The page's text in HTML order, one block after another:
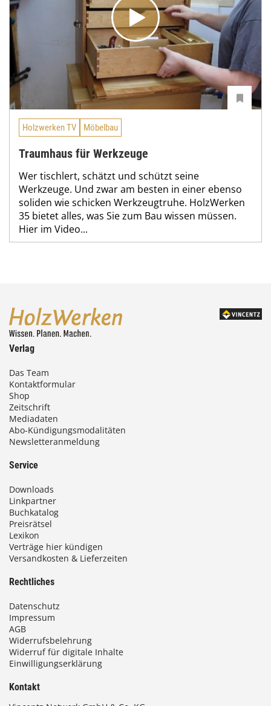
Holzwerken TV Möbelbau
Traumhaus für Werkzeuge
Wer tischlert, schätzt und schützt seine
Werkzeuge. Und zwar am besten in einer ebenso
soliden wie schicken Werkzeugtruhe. HolzWerken
35 bietet alles, was Sie zum Bau wissen müssen.
Hier im Video...
Verlag
Das Team
Kontaktformular
Shop
Zeitschrift
Mediadaten
Abo-Kündigungsmodalitäten
Newsletteranmeldung
Service
Downloads
Linkpartner
Buchkatalog
Preisrätsel
Lexikon
Verträge hier kündigen
Versandkosten & Lieferzeiten
Rechtliches
Datenschutz
Impressum
AGB
Widerrufsbelehrung
Widerruf für digitale Inhalte
Einwilligungserklärung
Kontakt